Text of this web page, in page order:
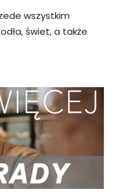
wszystkim
świet, a także